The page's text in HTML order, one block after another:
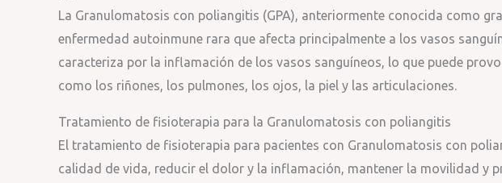
La Granulomatosis con poliangitis (GPA), anteriormente conocida como
enfermedad autoinmune rara que afecta principalmente a los vasos
caracteriza por la inflamación de los vasos sanguíneos, lo que puede
como los riñones, los pulmones, los ojos, la piel y las articulaciones.
Tratamiento de fisioterapia para la Granulomatosis con poliangitis
El tratamiento de fisioterapia para pacientes con Granulomatosis con
calidad de vida, reducir el dolor y la inflamación, mantener la movilidad y